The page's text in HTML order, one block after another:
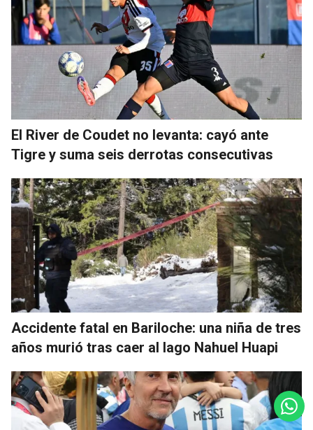
El River de Coudet no levanta: cayó ante
Tigre y suma seis derrotas consecutivas
Accidente fatal en Bariloche: una niña de tres
años murió tras caer al lago Nahuel Huapi